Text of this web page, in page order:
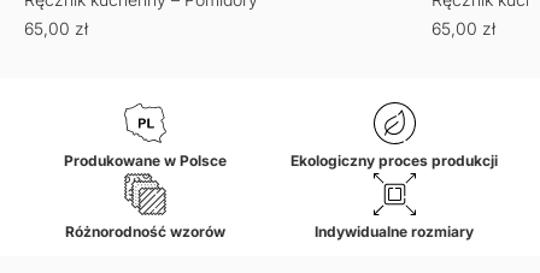
65,00 zł
65,00 zł
Produkowane w Polsce Ekologiczny proces produkcji
Różnorodność wzorów Indywidualne rozmiary